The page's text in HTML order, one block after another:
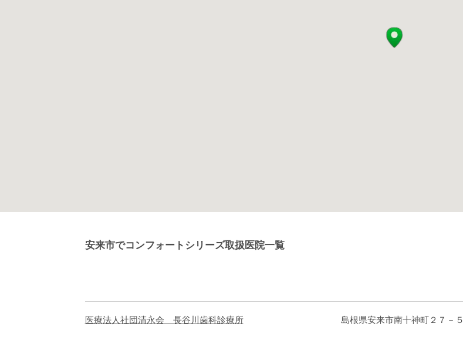
安来市でコンフォートシリーズ取扱医院一覧
医療法人社団清永会 長谷川歯科診療所 島根県安来市南十神町２７－５